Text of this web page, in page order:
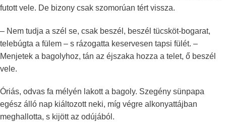
futott vele. De bizony csak szomorúan tért vissza.
– Nem tudja a szél se, csak beszél, beszél tücsköt-bogarat,
telebúgta a fülem – s rázogatta keservesen tapsi fülét. –
Menjetek a bagolyhoz, tán az éjszaka hozza a telet, ő beszél
vele.
Óriás, odvas fa mélyén lakott a bagoly. Szegény sünpapa
egész álló nap kiáltozott neki, míg végre alkonyattájban
meghallotta, s kijött az odújából.